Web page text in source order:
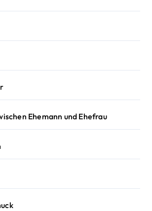
Ehemann und Ehefrau